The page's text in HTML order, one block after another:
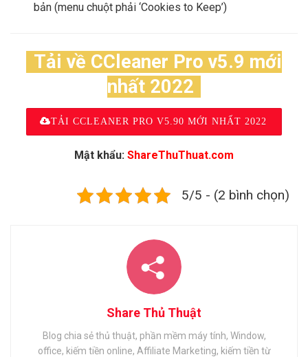
bản (menu chuột phải ‘Cookies to Keep’)
Tải về CCleaner Pro v5.9 mới
nhất 2022
TẢI CCLEANER PRO V5.90 MỚI NHẤT 2022
Mật khẩu: ShareThuThuat.com
5/5 - (2 bình chọn)
Share Thủ Thuật
Blog chia sẻ thủ thuật, phần mềm máy tính, Window,
office, kiếm tiền online, Affiliate Marketing, kiếm tiền từ